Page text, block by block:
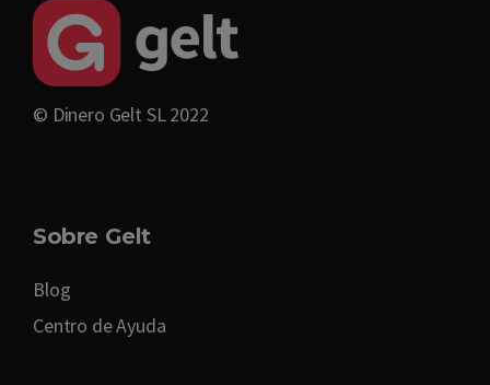
© Dinero Gelt SL 2022
Sobre Gelt
Blog
Centro de Ayuda